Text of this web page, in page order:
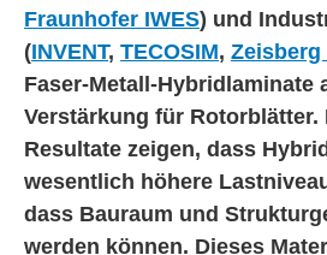
Fraunhofer IWES) und
(INVENT, TECOSIM, Zeisberg
Faser-Metall-Hybridlaminate
Verstärkung für Rotorblätter.
Resultate zeigen, dass
wesentlich höhere
dass Bauraum und
werden können. Dieses